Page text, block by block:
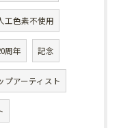
工色素不使用
周年 記念
プアーティスト